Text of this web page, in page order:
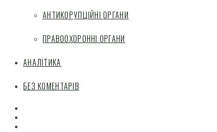
АНТИКОРУПЦІЙНІ ОРГАНИ
ПРАВООХОРОННІ ОРГАНИ
АНАЛІТИКА
БЕЗ КОМЕНТАРІВ